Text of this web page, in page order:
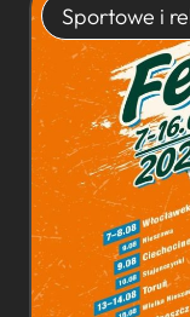
Sportowe i